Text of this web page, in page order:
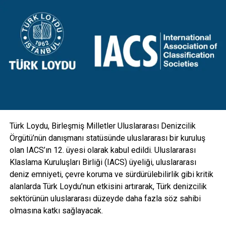
binamız önünde iki adet prototipi de sergiliyoruz. Bu yeni
tasarım direkler, mevcut direklerin üzerine eklenen yeni bir
konsol ile birlikte hareketli armatür mekanizmalarıyla
donatıldı. Aydınlatmanın yanı sıra kamera, GSM, hoparlör
gibi ekipmanlarla da entegre edilebilecek esneklikte
Türk Loydu, Birleşmiş Milletler Uluslararası Denizcilik
Örgütü’nün danışmanı statüsünde uluslararası bir kuruluş
olan IACS’ın 12. üyesi olarak kabul edildi. Uluslararası
Klaslama Kuruluşları Birliği (IACS) üyeliği, uluslararası
deniz emniyeti, çevre koruma ve sürdürülebilirlik gibi kritik
alanlarda Türk Loydu’nun etkisini artırarak, Türk denizcilik
sektörünün uluslararası düzeyde daha fazla söz sahibi
olmasına katkı sağlayacak.